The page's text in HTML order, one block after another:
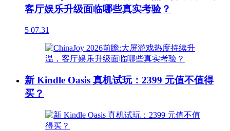
客厅娱乐升级面临哪些真实考验？
5 07.31
新 Kindle Oasis 真机试玩：2399 元值不值得
买？